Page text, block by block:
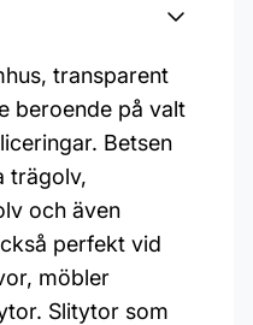
transparent
beroende på valt
Betsen
trägolv,
och även
perfekt vid
möbler
Slitytor som